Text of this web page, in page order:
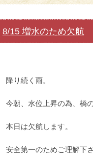
8/15 増水のため欠航
降り続く雨。
今朝、水位上昇の為、橋
本日は欠航します。
安全第一のためご理解下